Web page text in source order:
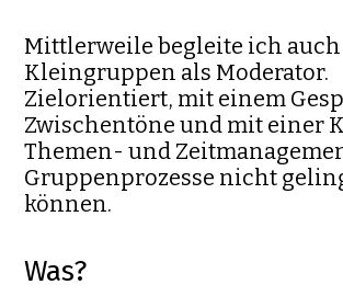
Mittlerweile begleite ich auch
Kleingruppen als Moderator.
Zielorientiert, mit einem
Zwischentöne und mit einer
Themen- und
Gruppenprozesse nicht
können.
Was?